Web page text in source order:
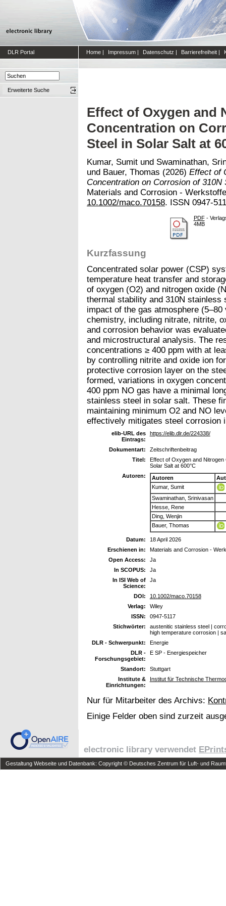
DLR Portal Home | Impressum | Datenschutz | Barrierefreiheit |
Erweiterte Suche
Effect of Oxygen and
Concentration on
Steel in Solar Salt at
Kumar, Sumit und Swaminathan,
und Bauer, Thomas (2026) Effect of
Concentration on Corrosion of
Materials and Corrosion -
10.1002/maco.70158. ISSN 0947-
PDF-
4MB
Kurzfassung
Concentrated solar power (CSP)
temperature heat transfer and
of oxygen (O2) and nitrogen oxide
thermal stability and 310N stainless
impact of the gas atmosphere
chemistry, including nitrate, nitrite,
and corrosion behavior was
and microstructural analysis. The
concentrations ≥ 400 ppm with at
by controlling nitrite and oxide ion
protective corrosion layer on the
formed, variations in oxygen
400 ppm NO gas have a minimal
stainless steel in solar salt. These
maintaining minimum O2 and NO
effectively mitigates steel corrosion
elib-URL des
Eintrags:
https://elib.dlr.de/224338/
Dokumentart:
Zeitschriftenbeitrag
Titel:
Effect of Oxygen and
Solar Salt at 600°C
Autoren:
Autoren
Kumar, Sumit
Swaminathan, Srinivasan
Hesse, Rene
Ding, Wenjin
Bauer, Thomas
Datum:
18 April 2026
Erschienen in:
Materials and Corrosion -
Open Access:
Ja
In SCOPUS:
Ja
In ISI Web of
Science:
Ja
DOI:
10.1002/maco.70158
Verlag:
Wiley
ISSN:
0947-5117
Stichwörter:
austenitic stainless steel |
high temperature corrosion |
DLR - Schwerpunkt:
Energie
DLR -
Forschungsgebiet:
E SP - Energiespeicher
Standort:
Stuttgart
Institute &
Einrichtungen:
Institut für Technische
Nur für Mitarbeiter des Archivs:
Einige Felder oben sind zurzeit
electronic library verwendet
Gestaltung Webseite und Datenbank: Copyright © Deutsches Zentrum für Luft- und